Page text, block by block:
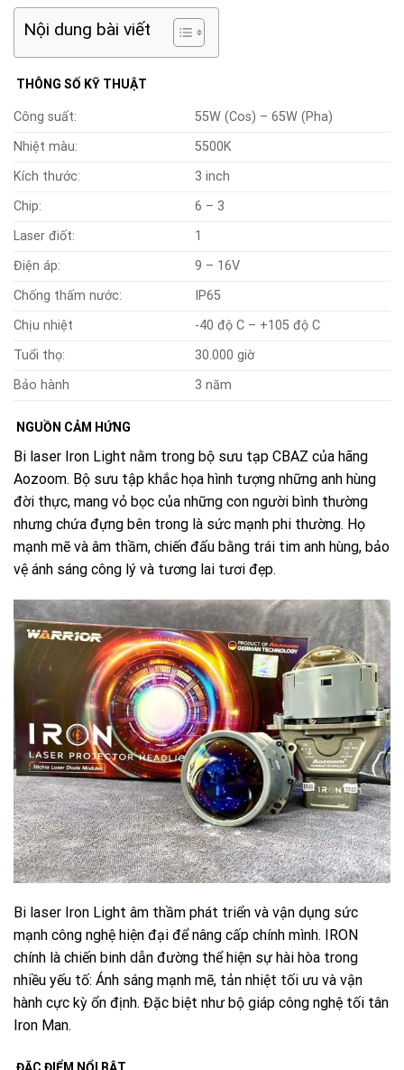
Nội dung bài viết
THÔNG SỐ KỸ THUẬT
Công suất:
55W (Cos) – 65W (Pha)
Nhiệt màu:
5500K
Kích thước:
3 inch
Chip:
6 – 3
Laser điốt:
1
Điện áp:
9 – 16V
Chống thấm nước:
IP65
Chịu nhiệt
-40 độ C – +105 độ C
Tuổi thọ:
30.000 giờ
Bảo hành
3 năm
NGUỒN CẢM HỨNG
Bi laser Iron Light nằm trong bộ sưu tạp CBAZ của hãng
Aozoom. Bộ sưu tập khắc họa hình tượng những anh hùng
đời thực, mang vỏ bọc của những con người bình thường
nhưng chứa đựng bên trong là sức mạnh phi thường. Họ
mạnh mẽ và âm thầm, chiến đấu bằng trái tim anh hùng, bảo
vệ ánh sáng công lý và tương lai tươi đẹp.
Bi laser Iron Light âm thầm phát triển và vận dụng sức
mạnh công nghệ hiện đại để nâng cấp chính mình. IRON
chính là chiến binh dẫn đường thể hiện sự hài hòa trong
nhiều yếu tố: Ánh sáng mạnh mẽ, tản nhiệt tối ưu và vận
hành cực kỳ ổn định. Đặc biệt như bộ giáp công nghệ tối tân
Iron Man.